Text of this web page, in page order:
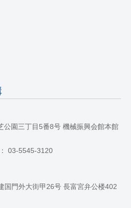
園三丁目5番8号 機械振興会館本館
03-5545-3120
門外大街甲26号 長富宮弁公楼402